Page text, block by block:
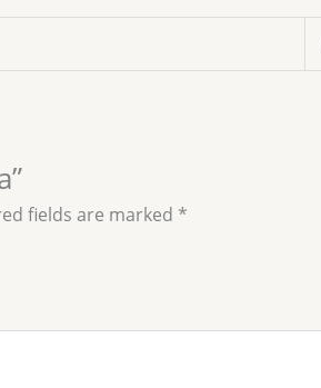
fields are marked *